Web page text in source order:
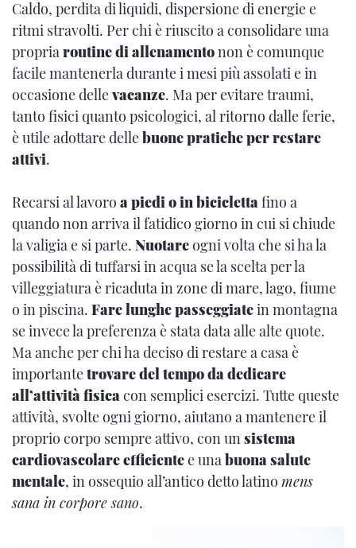
Caldo, perdita di liquidi, dispersione di energie e
ritmi stravolti. Per chi è riuscito a consolidare una
propria routine di allenamentonon è comunque
facile mantenerla durante i mesi più assolati e in
occasione dellevacanze. Ma per evitare traumi,
tanto fisici quanto psicologici, al ritorno dalle ferie,
è utile adottare dellebuone pratiche per restare
attivi.
Recarsi al lavoro a piedi o in bicicletta fino a
quando non arriva il fatidico giorno in cui si chiude
la valigia e si parte. Nuotareogni volta che si ha la
possibilità di tuffarsi in acqua se la scelta per la
villeggiatura è ricaduta in zone di mare, lago, fiume
o in piscina. Fare lunghe passeggiatein montagna
se invece la preferenza è stata data alle alte quote.
Ma anche per chi ha deciso di restare a casa è
importantetrovare del tempo da dedicare
all’attività fisica con semplici esercizi. Tutte queste
attività, svolte ogni giorno, aiutano a mantenere il
proprio corpo sempre attivo, con un sistema
cardiovascolare efficientee una buona salute
mentale, in ossequio all’antico detto latino mens
sana in corpore sano.